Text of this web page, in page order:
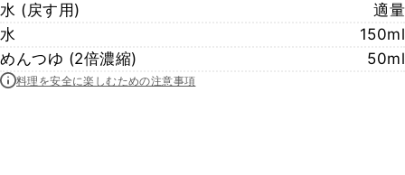
水 (戻す用)
適量
水
150ml
めんつゆ (2倍濃縮)
50ml
料理を安全に楽しむための注意事項